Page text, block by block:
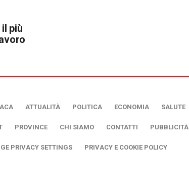
più
ATTUALITÀ POLITICA ECONOMIA SALUTE
PROVINCE CHI SIAMO CONTATTI PUBBLICITÀ
PRIVACY SETTINGS PRIVACY E COOKIE POLICY